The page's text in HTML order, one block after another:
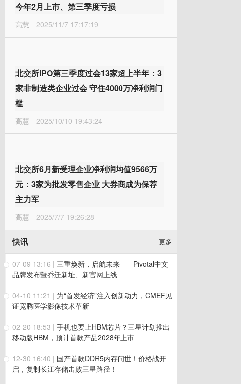
今年2月上市、第三季度亏损
高慧 2025/11/7 17:17:19
北交所IPO第三季度过会13家超上半年：3
家非制造类企业过会 守住4000万净利润门
槛
高慧 2025/10/10 19:43:24
北交所6月新受理企业净利润均值9566万
元：3家为批发零售企业 大券商成为保荐
主力军
高慧 2025/7/7 19:26:28
快讯 更多
07-09 13:16 | 三重焕新，启航未来——Pivotal中文
品牌发布暨乔迁新址、新官网上线
04-10 11:21 | 为“首发经济”注入创新动力，CMEF见
证宽腾医学影像技术革新
02-20 18:53 | 手机也要上HBM芯片？三星计划推出
移动版HBM，预计首款产品2028年上市
12-30 16:40 | 国产首款DDR5内存问世！价格战开
启，复制长江存储击败三星路径！